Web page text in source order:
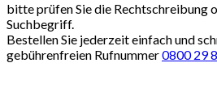
bitte prüfen Sie die Rechtschreibung
Suchbegriff.
Bestellen Sie jederzeit einfach und
gebührenfreien Rufnummer0800 29